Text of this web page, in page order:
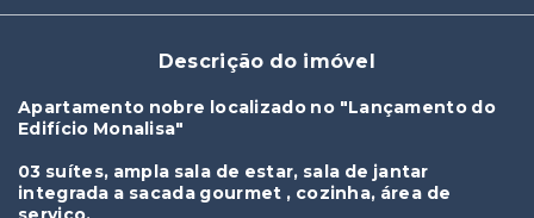
Descrição do imóvel
Apartamento nobre localizado no "Lançamento do
Edifício Monalisa"
03 suítes, ampla sala de estar, sala de jantar
integrada a sacada gourmet , cozinha, área de